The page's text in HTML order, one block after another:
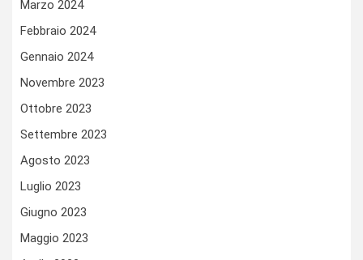
Marzo 2024
Febbraio 2024
Gennaio 2024
Novembre 2023
Ottobre 2023
Settembre 2023
Agosto 2023
Luglio 2023
Giugno 2023
Maggio 2023